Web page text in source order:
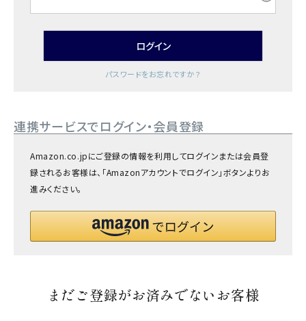
ログイン
パスワードをお忘れですか？
連携サービスでログイン・会員登録
Amazon.co.jpにご登録の情報を利用してログインまたは会員登
録されるお客様は、「Amazonアカウントでログイン」ボタンよりお
進みください。
まだご登録がお済みでないお客様